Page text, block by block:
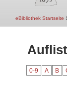
eBibliothek Startseite
0-9 A B